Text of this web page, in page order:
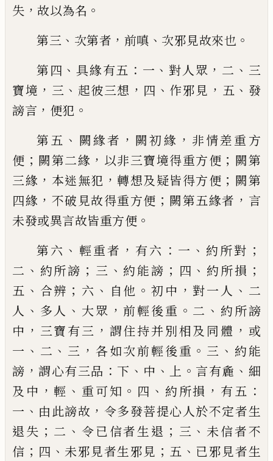
失 ， 故以為名 。
第三 、 次第者 ， 前嗔 、 次邪見故來也 。
第四 、具緣有五 ： 一 、對人眾 ， 二 、 三
寶境 ， 三 、 起彼三想 ， 四 、 作邪見 ， 五 、 發
謗言 ， 便犯 。
第五 、 闕緣者 ， 闕初緣 ， 非情差重方
便 ； 闕第二緣 ， 以非三寶境得重方便 ； 闕第
三緣 ， 本迷無犯 ，轉想及疑皆得方便 ； 闕第
四緣 ， 不破見故得重方便 ； 闕第五緣者 ， 言
未發或異言故皆重方便 。
第六 、 輕重者 ， 有六 ： 一 、 約所對 ；
二 、 約所謗 ； 三 、 約能謗 ； 四 、 約所損 ；
五 、 合辨 ； 六 、 自他 。 初中 ，對一人 、 二
人 、 多人 、 大眾 ，前輕後重 。 二 、 約所謗
中 ， 三寶有三 ， 謂住持并別相及同體 ， 或
一 、 二 、 三 ， 各如次前輕後重 。 三 、 約能
謗 ，謂心有三品 ： 下 、 中 、 上 。 言有麁 、 細
及 中 ，輕 、 重可知 。 四 、 約所損 ， 有五 ：
一 、 由此謗故 ， 令多發菩提心人於不定者生
退失 ； 二 、 令已信者生退 ； 三 、 未信者不
信 ； 四 、 未邪見者生邪見 ； 五 、 已邪見者生